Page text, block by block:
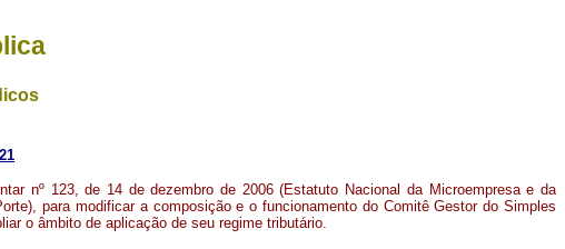
nº 123, de 14 de dezembro de 2006 (Estatuto Nacional da Microempresa e da
para modificar a composição e o funcionamento do Comitê Gestor do Simples
o âmbito de aplicação de seu regime tributário.